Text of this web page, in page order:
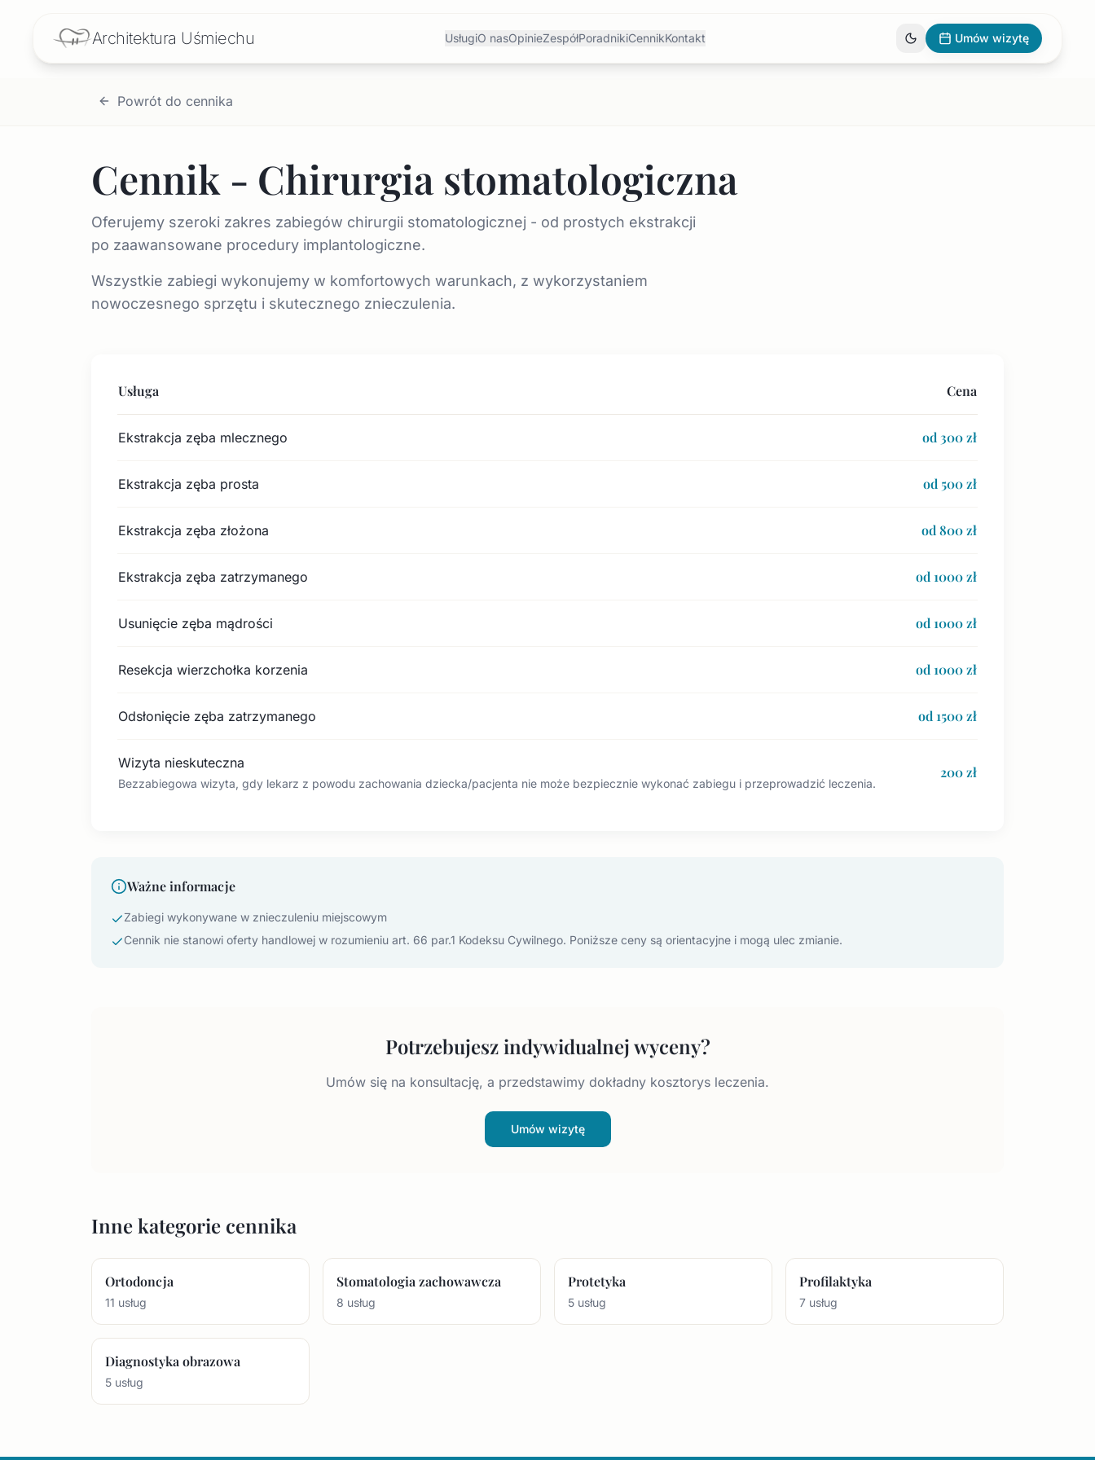
Architektura Uśmiechu UsługiO nasOpinieZespółPoradnikiCennikKontakt Umów wizytę
Powrót do cennika
Cennik - Chirurgia stomatologiczna
Oferujemy szeroki zakres zabiegów chirurgii stomatologicznej - od prostych ekstrakcji
po zaawansowane procedury implantologiczne.
Wszystkie zabiegi wykonujemy w komfortowych warunkach, z wykorzystaniem
nowoczesnego sprzętu i skutecznego znieczulenia.
Usługa Cena
Ekstrakcja zęba mlecznego od 300 zł
Ekstrakcja zęba prosta od 500 zł
Ekstrakcja zęba złożona od 800 zł
Ekstrakcja zęba zatrzymanego od 1000 zł
Usunięcie zęba mądrości od 1000 zł
Resekcja wierzchołka korzenia od 1000 zł
Odsłonięcie zęba zatrzymanego od 1500 zł
Wizyta nieskuteczna
Bezzabiegowa wizyta, gdy lekarz z powodu zachowania dziecka/pacjenta nie może bezpiecznie wykonać zabiegu i przeprowadzić leczenia.
200 zł
Ważne informacje
Zabiegi wykonywane w znieczuleniu miejscowym
Cennik nie stanowi oferty handlowej w rozumieniu art. 66 par.1 Kodeksu Cywilnego. Poniższe ceny są orientacyjne i mogą ulec zmianie.
Potrzebujesz indywidualnej wyceny?
Umów się na konsultację, a przedstawimy dokładny kosztorys leczenia.
Umów wizytę
Inne kategorie cennika
Ortodoncja
11 usług
Stomatologia zachowawcza
8 usług
Protetyka
5 usług
Profilaktyka
7 usług
Diagnostyka obrazowa
5 usług